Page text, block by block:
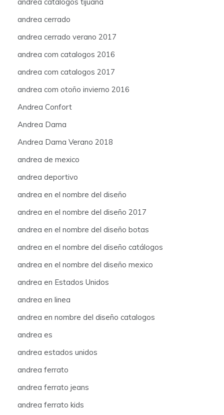
andrea cerrado
andrea cerrado verano 2017
andrea com catalogos 2016
andrea com catalogos 2017
andrea com otoño invierno 2016
Andrea Confort
Andrea Dama
Andrea Dama Verano 2018
andrea de mexico
andrea deportivo
andrea en el nombre del diseño
andrea en el nombre del diseño 2017
andrea en el nombre del diseño botas
andrea en el nombre del diseño catálogos
andrea en el nombre del diseño mexico
andrea en Estados Unidos
andrea en linea
andrea en nombre del diseño catalogos
andrea es
andrea estados unidos
andrea ferrato
andrea ferrato jeans
andrea ferrato kids